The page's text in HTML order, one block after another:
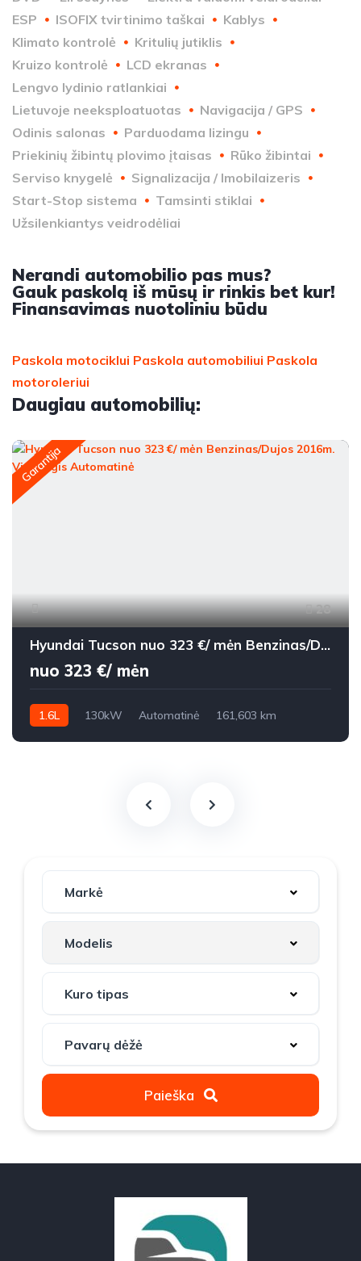
ESP
ISOFIX tvirtinimo taškai
Kablys
Klimato kontrolė
Kritulių jutiklis
Kruizo kontrolė
LCD ekranas
Lengvo lydinio ratlankiai
Lietuvoje neeksploatuotas
Navigacija / GPS
Odinis salonas
Parduodama lizingu
Priekinių žibintų plovimo įtaisas
Rūko žibintai
Serviso knygelė
Signalizacija / Imobilaizeris
Start-Stop sistema
Tamsinti stiklai
Užsilenkiantys veidrodėliai
Nerandi automobilio pas mus?
Gauk paskolą iš mūsų ir rinkis bet kur!
Finansavimas nuotoliniu būdu
Paskola motociklui Paskola automobiliui Paskola
motoroleriui
Daugiau automobilių:
Garantija
28
Hyundai Tucson nuo 323 €/ mėn Benzinas/Dujos 2016m. Visureigis Automatinė
nuo 323 €/ mėn
1.6L 130kW Automatinė
161,603 km
Paieška